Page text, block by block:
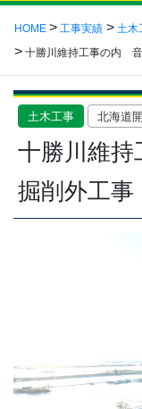
HOME 工事実績
土木
十勝川維持工事の内
土木工事 北海道
十勝川維
掘削外工事